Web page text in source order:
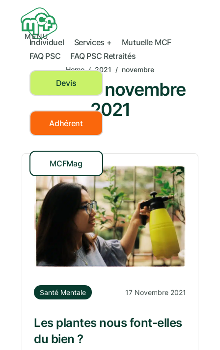
MENU
Individuel Services +
Mutuelle MCF
FAQ PSC
FAQ PSC Retraités
Devis
Adhérent
MCFMag
Home / 2021 / novembre
Jour :17 novembre
2021
Santé Mentale 17 Novembre 2021
Les plantes nous font-elles
du bien ?